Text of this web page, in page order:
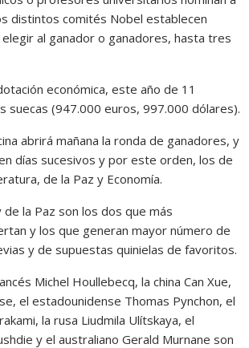
distintos comités Nobel establecen
al ganador o ganadores, hasta tres
económica, este año de 11
suecas (947.000 euros, 997.000 dólares).
abrirá mañana la ronda de ganadores, y
días sucesivos y por este orden, los de
de la Paz y Economía.
la Paz son los dos que más
y los que generan mayor número de
y de supuestas quinielas de favoritos.
Michel Houllebecq, la china Can Xue,
el estadounidense Thomas Pynchon, el
la rusa Liudmila Ulítskaya, el
y el australiano Gerald Murnane son